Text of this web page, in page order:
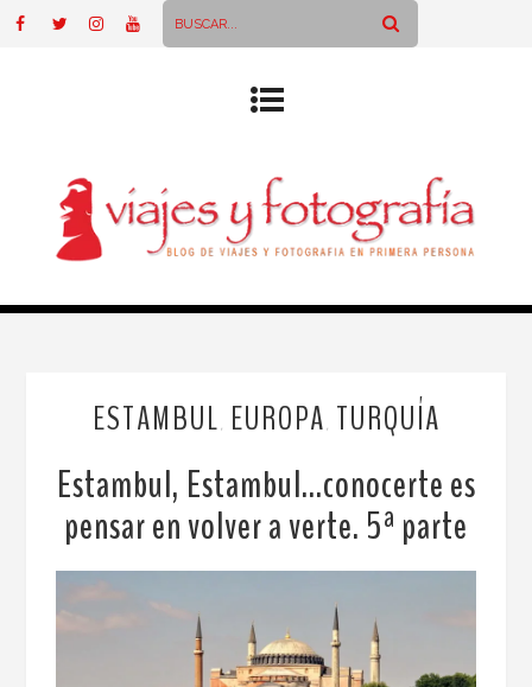
ESTAMBUL EUROPA TURQUÍA
Estambul, Estambul…conocerte es
pensar en volver a verte. 5ª parte